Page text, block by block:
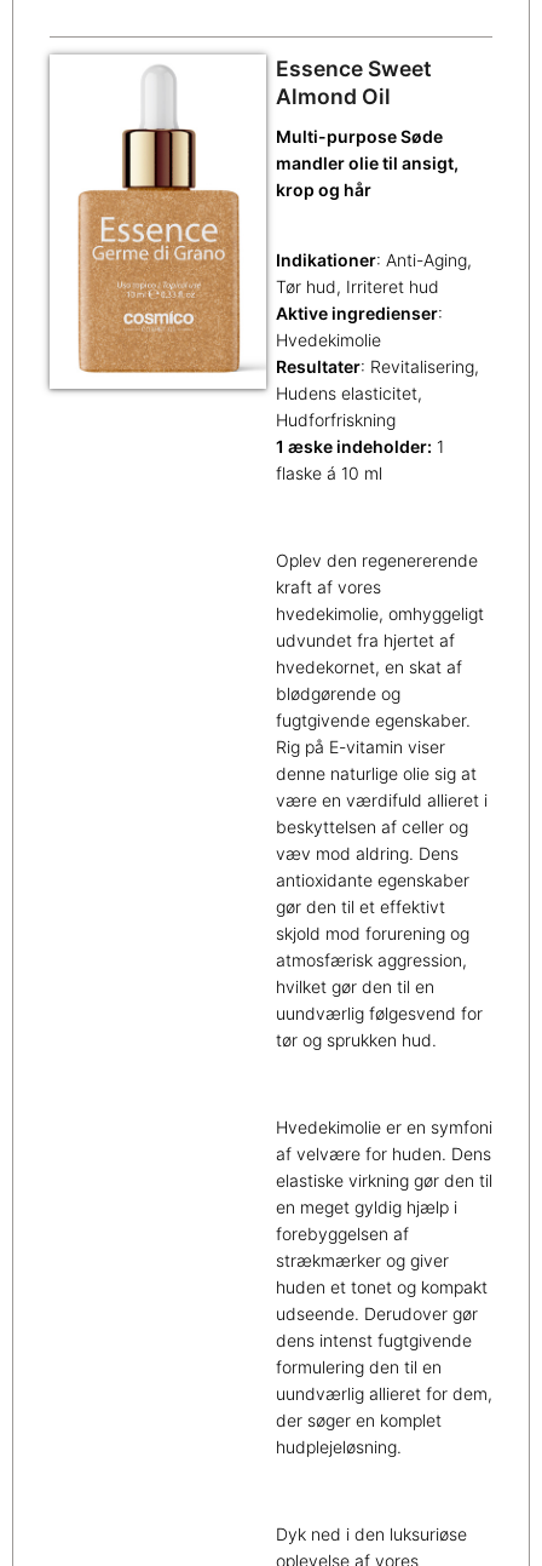
Essence Sweet
Almond Oil
Multi-purpose Søde
mandler olie til ansigt,
krop og hår
Indikationer: Anti-Aging,
Tør hud, Irriteret hud
Aktive ingredienser:
Hvedekimolie
Resultater: Revitalisering,
Hudens elasticitet,
Hudforfriskning
1 æske indeholder: 1
flaske á 10 ml
Oplev den regenererende
kraft af vores
hvedekimolie, omhyggeligt
udvundet fra hjertet af
hvedekornet, en skat af
blødgørende og
fugtgivende egenskaber.
Rig på E-vitamin viser
denne naturlige olie sig at
være en værdifuld allieret i
beskyttelsen af celler og
væv mod aldring. Dens
antioxidante egenskaber
gør den til et effektivt
skjold mod forurening og
atmosfærisk aggression,
hvilket gør den til en
uundværlig følgesvend for
tør og sprukken hud.
Hvedekimolie er en symfoni
af velvære for huden. Dens
elastiske virkning gør den til
en meget gyldig hjælp i
forebyggelsen af
strækmærker og giver
huden et tonet og kompakt
udseende. Derudover gør
dens intenst fugtgivende
formulering den til en
uundværlig allieret for dem,
der søger en komplet
hudplejeløsning.
Dyk ned i den luksuriøse
oplevelse af vores